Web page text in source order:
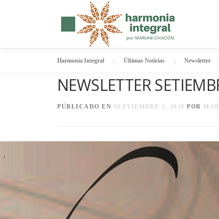
Harmonía Integral Últimas Noticias Newsletter
NEWSLETTER
PÚBLICADO EN SEPTIEMBRE 2, 2020 POR
.